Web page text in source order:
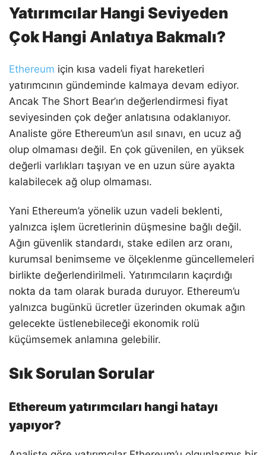
Yatırımcılar Hangi Seviyeden
Çok Hangi Anlatıya Bakmalı?
Ethereum için kısa vadeli fiyat hareketleri
yatırımcının gündeminde kalmaya devam ediyor.
Ancak The Short Bear’ın değerlendirmesi fiyat
seviyesinden çok değer anlatısına odaklanıyor.
Analiste göre Ethereum’un asıl sınavı, en ucuz ağ
olup olmaması değil. En çok güvenilen, en yüksek
değerli varlıkları taşıyan ve en uzun süre ayakta
kalabilecek ağ olup olmaması.
Yani Ethereum’a yönelik uzun vadeli beklenti,
yalnızca işlem ücretlerinin düşmesine bağlı değil.
Ağın güvenlik standardı, stake edilen arz oranı,
kurumsal benimseme ve ölçeklenme güncellemeleri
birlikte değerlendirilmeli. Yatırımcıların kaçırdığı
nokta da tam olarak burada duruyor. Ethereum’u
yalnızca bugünkü ücretler üzerinden okumak ağın
gelecekte üstlenebileceği ekonomik rolü
küçümsemek anlamına gelebilir.
Sık Sorulan Sorular
Ethereum yatırımcıları hangi hatayı
yapıyor?